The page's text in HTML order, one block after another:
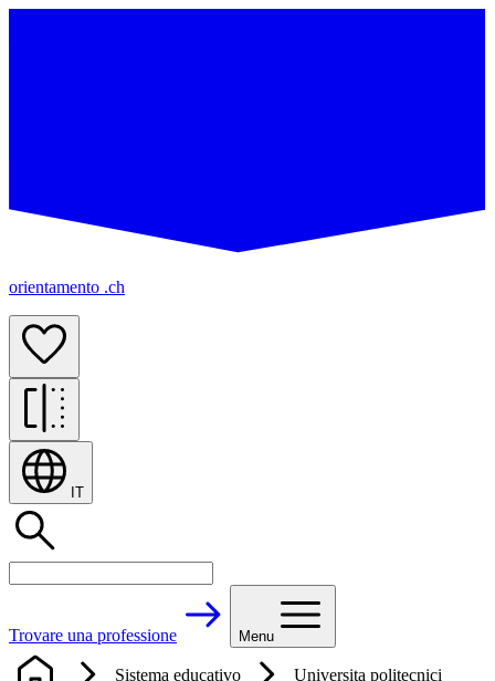
orientamento .ch
IT
Trovare una professione Menu
Sistema educativo Universita politecnici